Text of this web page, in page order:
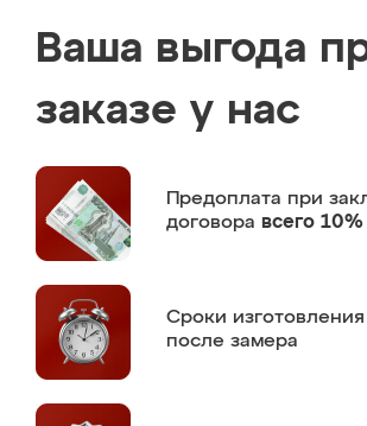
Ваша выгода
заказе у нас
Предоплата при
договора всего 10%
Сроки изготовления
после замера